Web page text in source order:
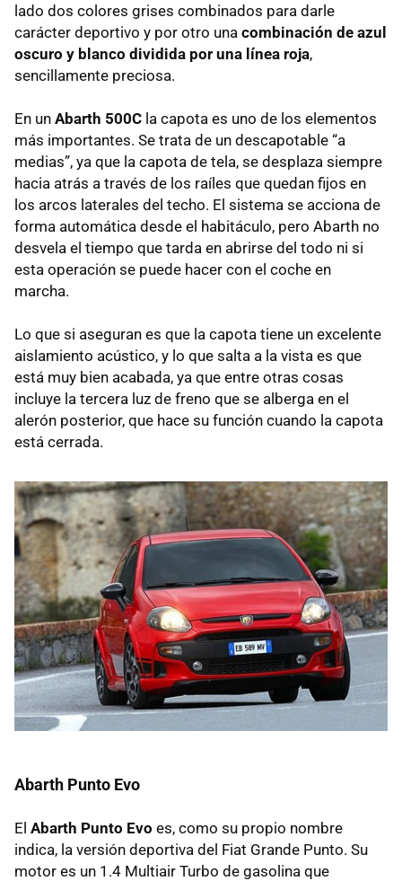
lado dos colores grises combinados para darle
carácter deportivo y por otro una combinación de azul
oscuro y blanco dividida por una línea roja,
sencillamente preciosa.
En un Abarth 500C la capota es uno de los elementos
más importantes. Se trata de un descapotable “a
medias”, ya que la capota de tela, se desplaza siempre
hacia atrás a través de los raíles que quedan fijos en
los arcos laterales del techo. El sistema se acciona de
forma automática desde el habitáculo, pero Abarth no
desvela el tiempo que tarda en abrirse del todo ni si
esta operación se puede hacer con el coche en
marcha.
Lo que si aseguran es que la capota tiene un excelente
aislamiento acústico, y lo que salta a la vista es que
está muy bien acabada, ya que entre otras cosas
incluye la tercera luz de freno que se alberga en el
alerón posterior, que hace su función cuando la capota
está cerrada.
Abarth Punto Evo
El Abarth Punto Evo es, como su propio nombre
indica, la versión deportiva del Fiat Grande Punto. Su
motor es un 1.4 Multiair Turbo de gasolina que